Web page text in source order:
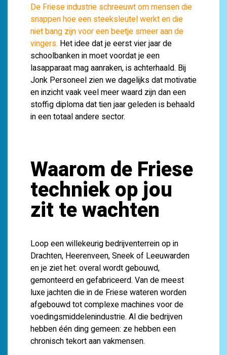
De Friese industrie schreeuwt om mensen die
snappen hoe een steeksleutel werkt en die
niet bang zijn voor een beetje smeer aan de
vingers. Het idee dat je eerst vier jaar de
schoolbanken in moet voordat je een
lasapparaat mag aanraken, is achterhaald. Bij
Jonk Personeel zien we dagelijks dat motivatie
en inzicht vaak veel meer waard zijn dan een
stoffig diploma dat tien jaar geleden is behaald
in een totaal andere sector.
Waarom de Friese
techniek op jou
zit te wachten
Loop een willekeurig bedrijventerrein op in
Drachten, Heerenveen, Sneek of Leeuwarden
en je ziet het: overal wordt gebouwd,
gemonteerd en gefabriceerd. Van de meest
luxe jachten die in de Friese wateren worden
afgebouwd tot complexe machines voor de
voedingsmiddelenindustrie. Al die bedrijven
hebben één ding gemeen: ze hebben een
chronisch tekort aan vakmensen.